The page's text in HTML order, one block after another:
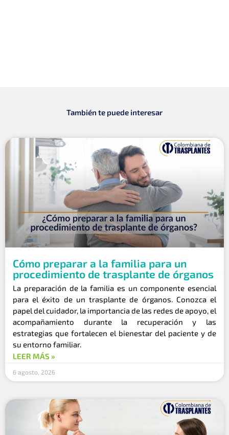
También te puede interesar
Cómo preparar a la familia para un
procedimiento de trasplante de órganos
La preparación de la familia es un componente esencial
para el éxito de un trasplante de órganos. Conozca el
papel del cuidador, la importancia de las redes de apoyo, el
acompañamiento durante la recuperación y las
estrategias que fortalecen el bienestar del paciente y de
su entorno familiar.
LEER MÁS »
6 agosto, 2026